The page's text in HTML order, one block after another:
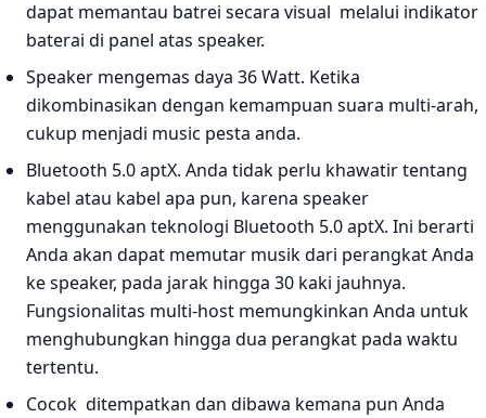
dapat memantau batrei secara visual melalui indikator
baterai di panel atas speaker.
Speaker mengemas daya 36 Watt. Ketika
dikombinasikan dengan kemampuan suara multi-arah,
cukup menjadi music pesta anda.
Bluetooth 5.0 aptX. Anda tidak perlu khawatir tentang
kabel atau kabel apa pun, karena speaker
menggunakan teknologi Bluetooth 5.0 aptX. Ini berarti
Anda akan dapat memutar musik dari perangkat Anda
ke speaker, pada jarak hingga 30 kaki jauhnya.
Fungsionalitas multi-host memungkinkan Anda untuk
menghubungkan hingga dua perangkat pada waktu
tertentu.
Cocok ditempatkan dan dibawa kemana pun Anda